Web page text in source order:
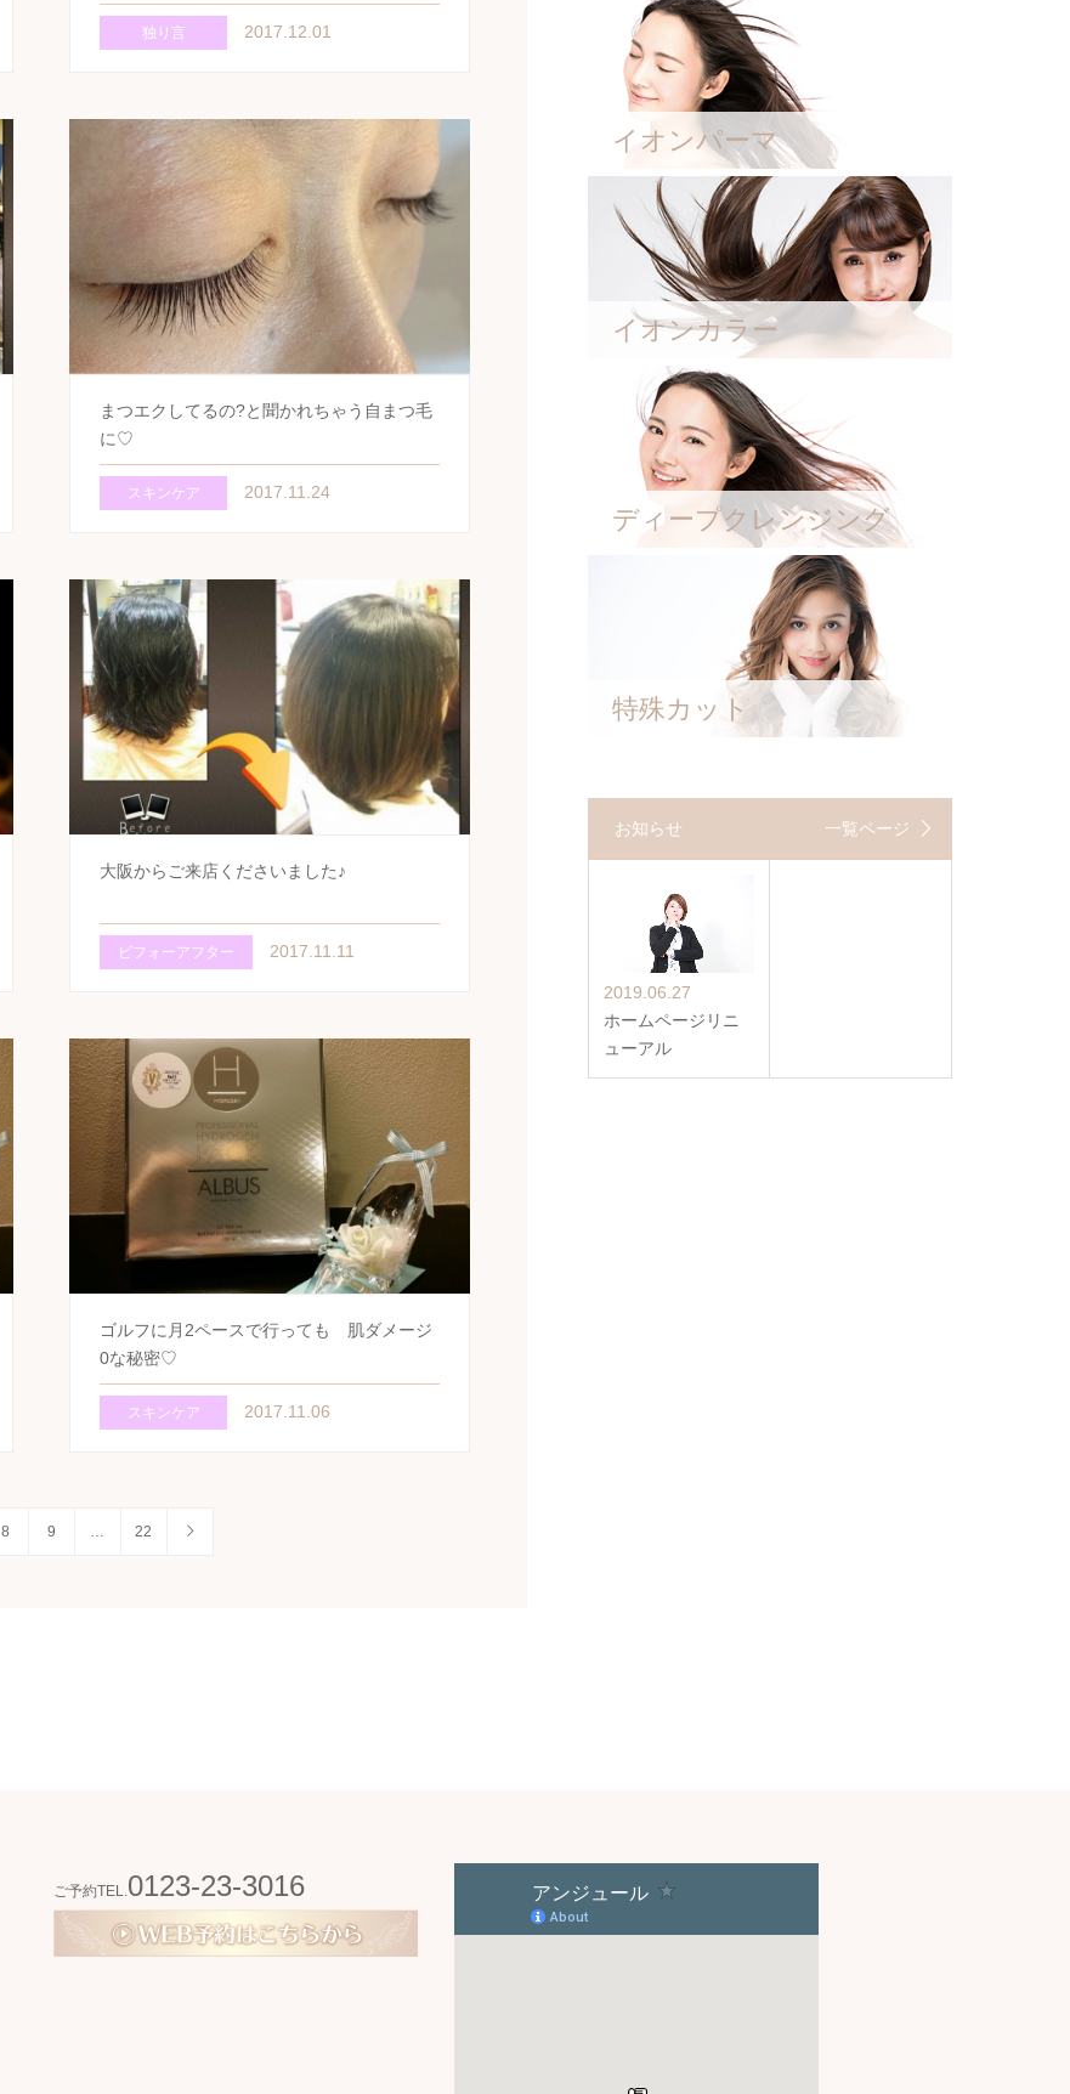
独り言 2017.12.01
まつエクしてるの?と聞かれちゃう自まつ毛
に♡
スキンケア 2017.11.24
大阪からご来店くださいました♪
ビフォーアフター 2017.11.11
ゴルフに月2ペースで行っても 肌ダメージ
0な秘密♡
スキンケア 2017.11.06
8 9 … 22
イオンパーマ
イオンカラー
ディープクレンジング
特殊カット
お知らせ 一覧ページ
2019.06.27
ホームページリニ
ューアル
ご予約TEL.0123-23-3016